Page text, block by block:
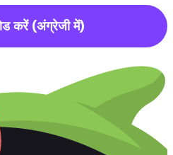
करें (अंग्रेजी में)